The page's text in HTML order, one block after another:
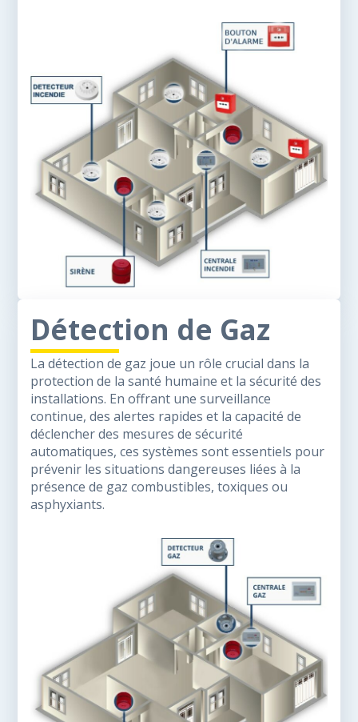
Détection de Gaz
La détection de gaz joue un rôle crucial dans la
protection de la santé humaine et la sécurité des
installations. En offrant une surveillance
continue, des alertes rapides et la capacité de
déclencher des mesures de sécurité
automatiques, ces systèmes sont essentiels pour
prévenir les situations dangereuses liées à la
présence de gaz combustibles, toxiques ou
asphyxiants.